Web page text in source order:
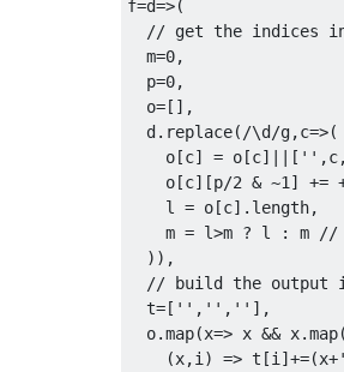
f=d=>(
// get the indices in
  m
=0,
  p
=0,
  o
=[],
  d
. replace( /\d/g,c=>(
    o
[c] = o [c]||[ '' ,c,
    o
[c][p/2 & ~1 ] +=
    l
= o [c]. length,
    m
= l>m ? l : m
//
)),
// build the output
  t
=[ '' , '' , '' ],
  o
.map(x=> x && x.map(
(x,i ) => t [i ]+=(x+